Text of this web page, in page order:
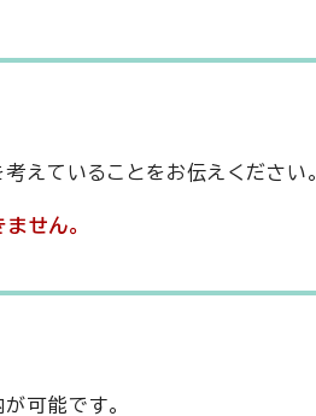
えていることをお伝えください。
せん。
可能です。